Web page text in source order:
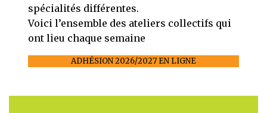
spécialités différentes.
Voici l’ensemble des ateliers collectifs qui
ont lieu chaque semaine
ADHÉSION 2026/2027 EN LIGNE